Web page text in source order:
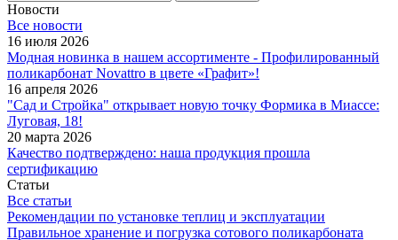
Новости
Все новости
16 июля 2026
Модная новинка в нашем ассортименте - Профилированный
поликарбонат Novattro в цвете «Графит»!
16 апреля 2026
"Сад и Стройка" открывает новую точку Формика в Миассе:
Луговая, 18!
20 марта 2026
Качество подтверждено: наша продукция прошла
сертификацию
Статьи
Все статьи
Рекомендации по установке теплиц и эксплуатации
Правильное хранение и погрузка сотового поликарбоната